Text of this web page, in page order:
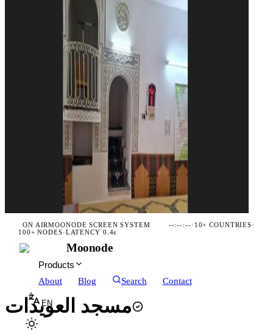
ON AIRMOONODE SCREEN SYSTEM --:--:--· 10+ COUNTRIES·
100+ NODES·LATENCY 0.4s
Moonode
Products
About
Blog Search Contact
EN
مسجد العويدات